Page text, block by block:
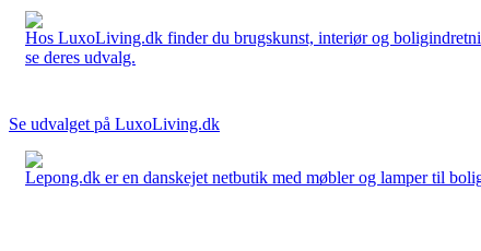
Hos LuxoLiving.dk finder du brugskunst, interiør og
se deres udvalg.
Se udvalget på LuxoLiving.dk
Lepong.dk er en danskejet netbutik med møbler og lamper til